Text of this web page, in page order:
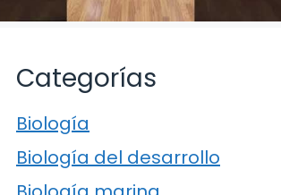
Categorías
Biología
Biología del desarrollo